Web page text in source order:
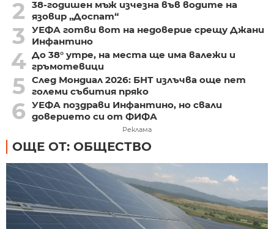
2
38-годишен мъж изчезна във водите на
язовир „Доспат“
3
УЕФА готви вот на недоверие срещу Джани
Инфантино
4 До 38° утре, на места ще има валежи и
гръмотевици
5 След Мондиал 2026: БНТ излъчва още пет
големи събития пряко
6 УЕФА поздрави Инфантино, но свали
доверието си от ФИФА
Реклама
ОЩЕ ОТ: ОБЩЕСТВО